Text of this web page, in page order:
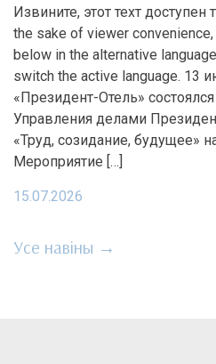
Извините, этот техт доступен
the sake of viewer
below in the alternative
switch the active language. 13
«Президент-Отель»
Управления делами
«Труд, созидание, будущее»
Мероприятие […]
15.07.2026
Усе навіны →